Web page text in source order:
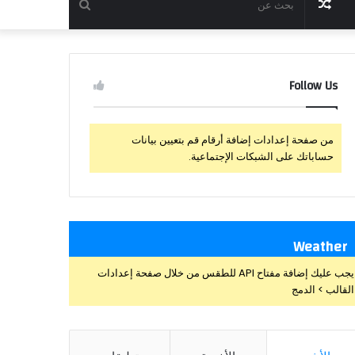
عن
مقال
عشوائي
Follow Us
من صفحة إعدادات إضافة أرقام قم بتعيين بيانات
حساباتك على الشبكات الإجتماعية.
Weather
يجب عليك إضافة مفتاح API للطقس من خلال صفحة إعدادات
القالب > الدمج